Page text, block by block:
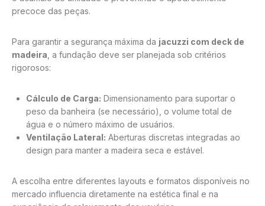
precoce das peças.
Para garantir a segurança máxima da jacuzzi com deck de
madeira , a fundação deve ser planejada sob critérios
rigorosos:
Cálculo de Carga: Dimensionamento para suportar o
peso da banheira (se necessário), o volume total de
água e o número máximo de usuários.
Ventilação Lateral: Aberturas discretas integradas ao
design para manter a madeira seca e estável.
A escolha entre diferentes layouts e formatos disponíveis no
mercado influencia diretamente na estética final e na